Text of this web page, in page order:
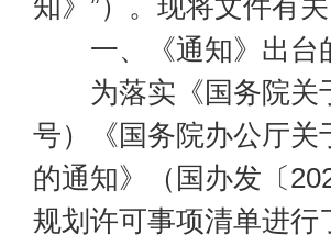
知》”）。现将文件有
一、《通知》出台
为落实《国务院
号）《国务院办公厅
的通知》（国办发〔
规划许可事项清单进行